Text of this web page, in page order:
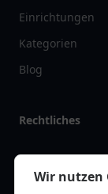
Einrichtungen
Kategorien
Blog
Rechtliches
Impressum
Datenschutz
Wir nutzen